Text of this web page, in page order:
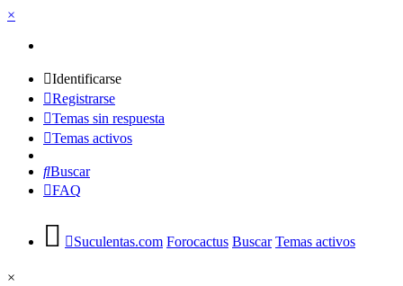
×
Identificarse
Registrarse
Temas sin respuesta
Temas activos
Buscar
FAQ
Suculentas.com Forocactus Buscar Temas activos
×